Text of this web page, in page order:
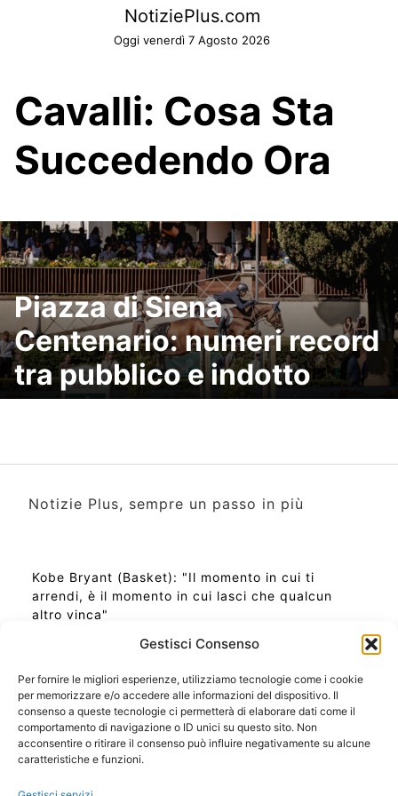
Gestisci Consenso
Per fornire le migliori esperienze, utilizziamo tecnologie come i cookie
per memorizzare e/o accedere alle informazioni del dispositivo. Il
consenso a queste tecnologie ci permetterà di elaborare dati come il
comportamento di navigazione o ID unici su questo sito. Non
acconsentire o ritirare il consenso può influire negativamente su alcune
caratteristiche e funzioni.
NotiziePlus.com
Oggi venerdì 7 Agosto 2026
Cavalli: Cosa Sta
Succedendo Ora
Piazza di Siena
Centenario: numeri record
tra pubblico e indotto
Notizie Plus, sempre un passo in più
Kobe Bryant (Basket): "Il momento in cui ti
arrendi, è il momento in cui lasci che qualcun
altro vinca"
Ora Esatta in Italia in questo momento
Ti Senti Strano Ultimamente? Potrebbe Essere per
la Risonanza di Schumann
Come Sapere Se Stai Ascendendo alla Quinta